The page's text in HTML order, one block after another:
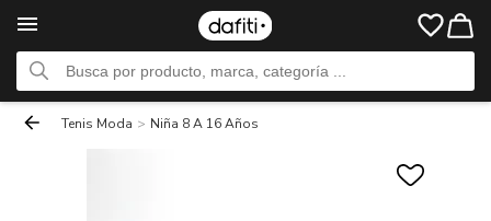
Tenis Moda > Niña 8 A 16 Años